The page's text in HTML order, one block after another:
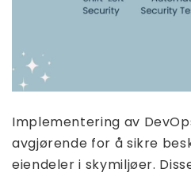
Implementering av
avgjørende for å sikre
eiendeler i skymiljøer.